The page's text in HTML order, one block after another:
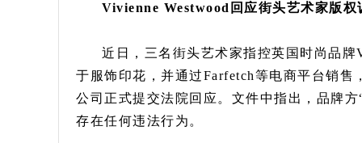
Vivienne Westwood回应街头艺术家版权
近日，三名街头艺术家指控英国时尚品
于服饰印花，并通过Farfetch等电商平台销
公司正式提交法院回应。文件中指出，品牌
存在任何违法行为。